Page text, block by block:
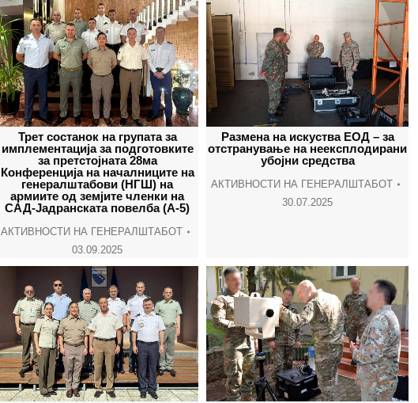
Трет состанок на групата за
имплементација за подготовките
за претстојната 28ма
Конференција на началниците на
генералштабови (НГШ) на
армиите од земјите членки на
САД-Јадранската повелба (А-5)
АКТИВНОСТИ НА ГЕНЕРАЛШТАБОТ
03.09.2025
Размена на искуства ЕОД – за
отстранување на неексплодирани
убојни средства
АКТИВНОСТИ НА ГЕНЕРАЛШТАБОТ
30.07.2025